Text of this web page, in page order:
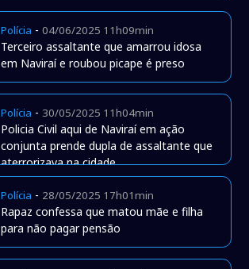
Polícia -04/06/2025 11h09min
Terceiro assaltante que amarrou idosa
em Naviraí e roubou picape é preso
Polícia - 30/05/2025 11h04min
Policia Civil aqui de Naviraí em ação
conjunta prende dupla de assaltante que
aterrorizava na cidade
Polícia - 28/05/2025 17h01min
Rapaz confessa que matou mãe e filha
para não pagar pensão